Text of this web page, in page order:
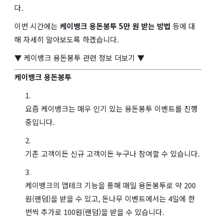
다.
이번 시간에는 케이뱅크 용돈봉투 5만 원 받는 방법 등에 대
해 자세히 알아보도록 하겠습니다.
▼ 케이뱅크 용돈봉투 관련 정보 더보기 ▼
케이뱅크 용돈봉투
요즘 케이뱅크는 매우 인기 있는 용돈봉투 이벤트를 진행
중입니다.
기존 고객이든 신규 고객이든 누구나 참여할 수 있습니다.
케이뱅크의 앱테크 기능을 통해 매일 용돈봉투로 약 200
원(랜덤)을 받을 수 있고, 돈나무 이벤트에서는 4일에 한
번씩 추가로 100원(랜덤)을 받을 수 있습니다.